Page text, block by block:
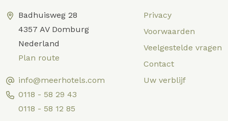
Badhuisweg 28
4357 AV Domburg
Nederland
Plan route
info@meerhotels.com
0118 - 58 29 43
0118 - 58 12 85
Privacy
Voorwaarden
Veelgestelde vragen
Contact
Uw verblijf